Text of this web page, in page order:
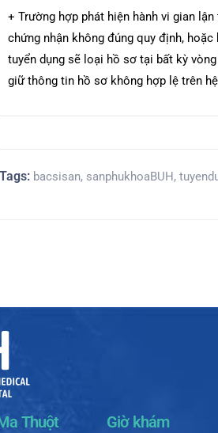
+ Trường hợp phát hiện hành vi gian
chứng nhận không đúng quy định,
tuyển dụng sẽ loại hồ sơ tại bất kỳ
giữ thông tin hồ sơ không hợp lệ trên
Tags: bacsisan, sanphukhoaBUH,
Thuột Giờ khám